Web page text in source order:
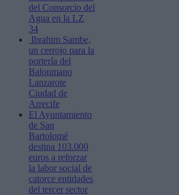
del Consorcio del
Agua en la LZ
34
Ibrahim Sambe,
un cerrojo para la
portería del
Balonmano
Lanzarote
Ciudad de
Arrecife
El Ayuntamiento
de San
Bartolomé
destina 103.000
euros a reforzar
la labor social de
catorce entidades
del tercer sector